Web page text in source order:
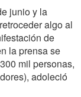
junio y la
algo al
de
la prensa se
mil personas,
adoleció